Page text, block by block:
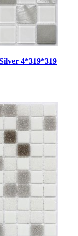
4*319*319